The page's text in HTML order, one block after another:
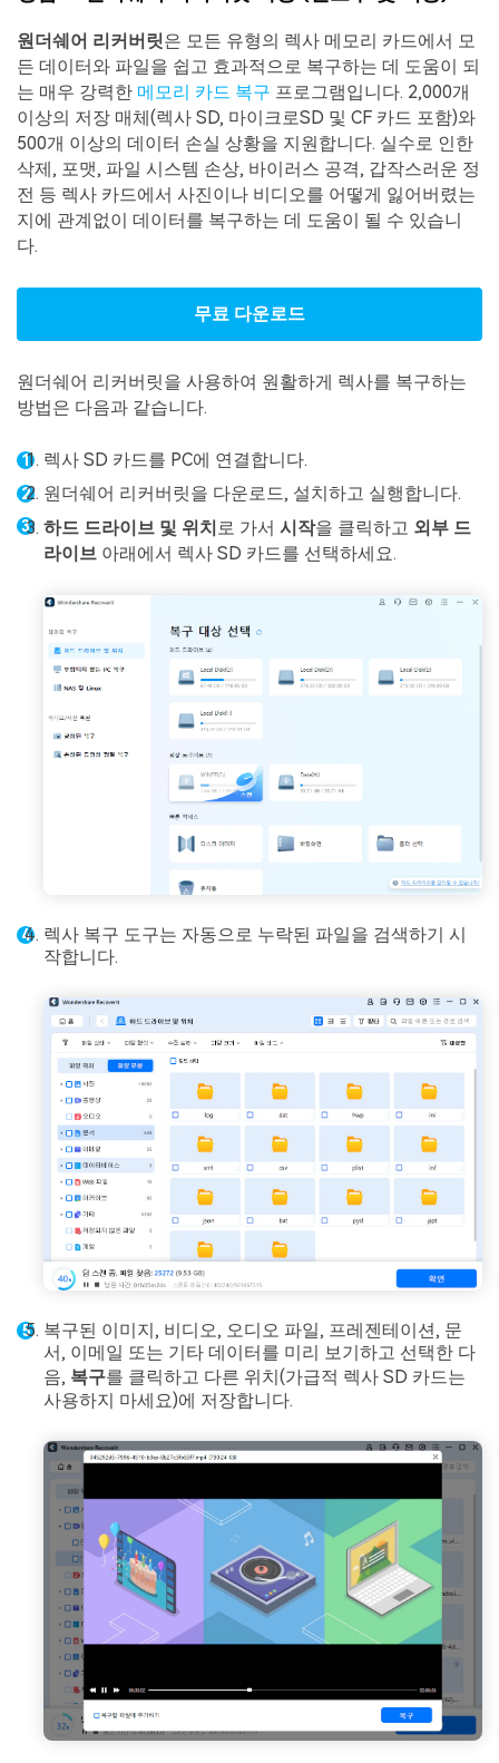
원더쉐어 리커버릿은 모든 유형의 렉사 메모리 카드에서 모
든 데이터와 파일을 쉽고 효과적으로 복구하는 데 도움이 되
는 매우 강력한 메모리 카드 복구 프로그램입니다. 2,000개
이상의 저장 매체(렉사 SD, 마이크로SD 및 CF 카드 포함)와
500개 이상의 데이터 손실 상황을 지원합니다. 실수로 인한
삭제, 포맷, 파일 시스템 손상, 바이러스 공격, 갑작스러운 정
전 등 렉사 카드에서 사진이나 비디오를 어떻게 잃어버렸는
지에 관계없이 데이터를 복구하는 데 도움이 될 수 있습니
다.
무료 다운로드
원더쉐어 리커버릿을 사용하여 원활하게 렉사를 복구하는
방법은 다음과 같습니다.
렉사 SD 카드를 PC에 연결합니다.
원더쉐어 리커버릿을 다운로드, 설치하고 실행합니다.
하드 드라이브 및 위치 로 가서 시작을 클릭하고 외부 드
라이브 아래에서 렉사 SD 카드를 선택하세요.
렉사 복구 도구는 자동으로 누락된 파일을 검색하기 시
작합니다.
복구된 이미지, 비디오, 오디오 파일, 프레젠테이션, 문
서, 이메일 또는 기타 데이터를 미리 보기하고 선택한 다
음, 복구를 클릭하고 다른 위치(가급적 렉사 SD 카드는
사용하지 마세요)에 저장합니다.